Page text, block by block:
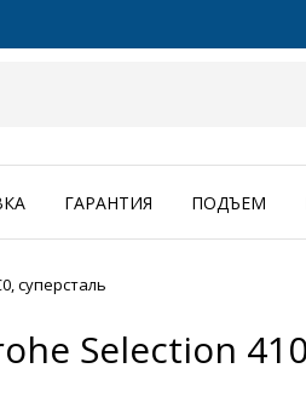
ГАРАНТИЯ ПОДЪЕМ
суперсталь
Selection